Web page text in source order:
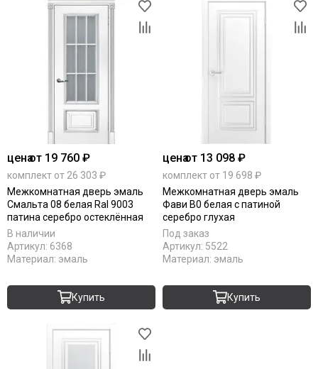
ценаот 19 760 ₽
комплект от 26 303 ₽
Межкомнатная дверь эмаль
Смальта 08 белая Ral 9003
патина серебро остеклённая
В наличии
Артикул: 6368
Материал: эмаль
Купить
ценаот 13 098 ₽
комплект от 19 698 ₽
Межкомнатная дверь эмаль
Фави В0 белая с патиной
серебро глухая
Под заказ
Артикул: 5522
Материал: эмаль
Купить